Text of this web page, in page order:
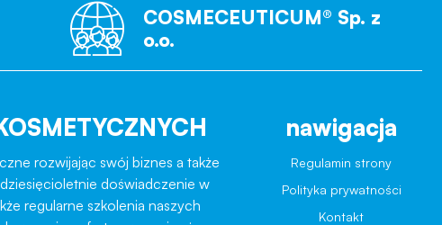
COSMECEUTICUM® Sp. z
o.o.
rozwijając swój biznes a także
doświadczenie w
regularne szkolenia naszych
nawigacja
Regulamin strony
Polityka prywatności
Kontakt